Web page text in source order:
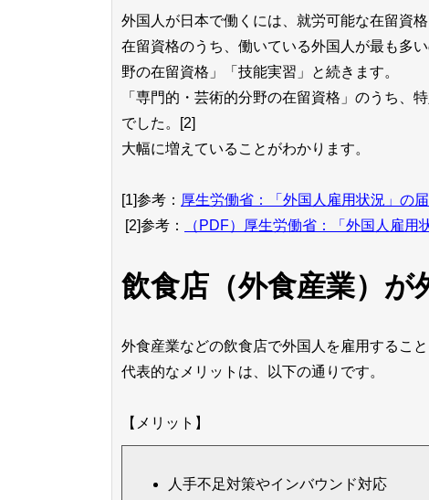
外国人が日本で働くには、就労可能な在留資
在留資格のうち、働いている外国人が最も多
野の在留資格」「技能実習」と続きます。
「専門的・芸術的分野の在留資格」のうち、
でした。[2]
大幅に増えていることがわかります。
[1]参考： 厚生労働省：「外国人雇用状況」の
[2]参考：
（PDF）厚生労働省：「外国人雇用
飲食店（外食産業）が
外食産業などの飲食店で外国人を雇用するこ
代表的なメリットは、以下の通りです。
【メリット】
人手不足対策やインバウンド対応